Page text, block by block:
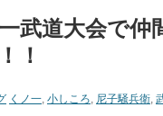
武道大会で仲
！
くノ一, 小しころ, 尼子騒兵衛,